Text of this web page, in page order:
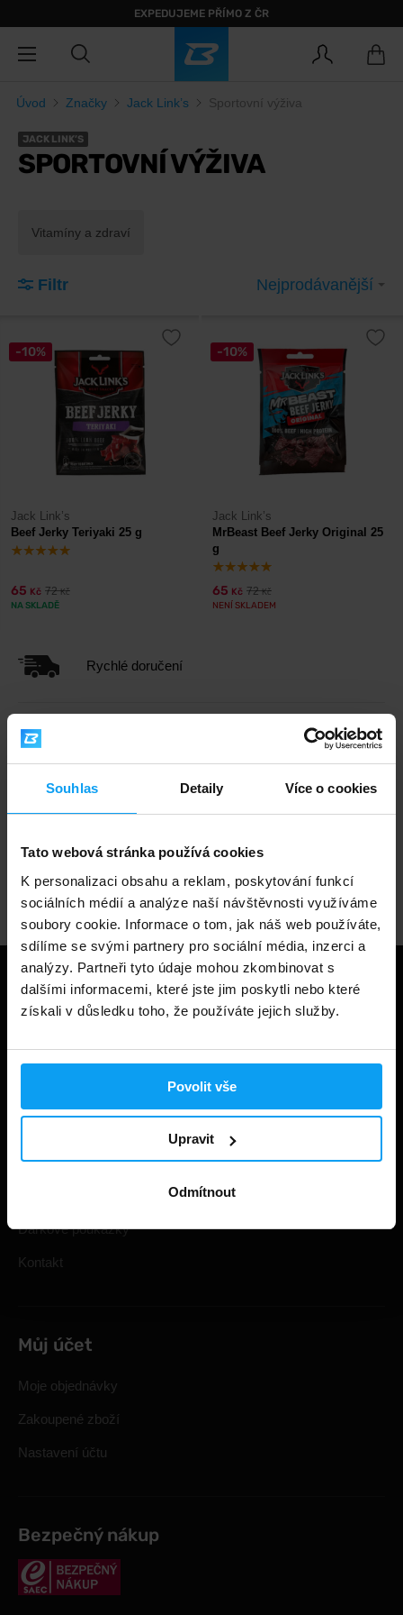
Souhlas Detaily Více o cookies
Tato webová stránka používá cookies
K personalizaci obsahu a reklam, poskytování funkcí
sociálních médií a analýze naší návštěvnosti využíváme
soubory cookie. Informace o tom, jak náš web používáte,
sdílíme se svými partnery pro sociální média, inzerci a
analýzy. Partneři tyto údaje mohou zkombinovat s
dalšími informacemi, které jste jim poskytli nebo které
získali v důsledku toho, že používáte jejich služby.
Povolit vše
Upravit
Odmítnout
EXPEDUJEME PŘÍMO Z ČR
Úvod Značky Jack Link’s Sportovní výživa
JACK LINK’S
SPORTOVNÍ VÝŽIVA
Vitamíny a zdraví
Filtr Nejprodávanější
-10%
Jack Link’s
Beef Jerky Teriyaki 25 g
65 Kč 72Kč
NA SKLADĚ
-10%
Jack Link’s
MrBeast Beef Jerky Original 25
g
65 Kč 72Kč
NENÍ SKLADEM
Rychlé doručení
1.000.000+ objednávek
Odborné poradenství
Užitečné informace
Obchodní podmínky
Odstoupení od smlouvy
Dárkové poukázky
Kontakt
Můj účet
Moje objednávky
Zakoupené zboží
Nastavení účtu
Bezpečný nákup